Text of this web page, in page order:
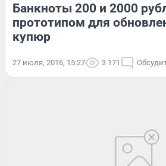
Банкноты 200 и 2000
прототипом для
купюр
27 июля, 2016, 15:27 3 171